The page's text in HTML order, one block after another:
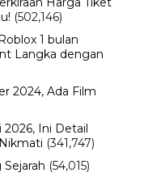
(502,146)
1 bulan
Langka dengan
2024, Ada Film
Ini Detail
(341,747)
(54,015)